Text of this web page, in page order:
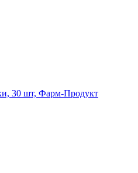
30 шт, Фарм-Продукт